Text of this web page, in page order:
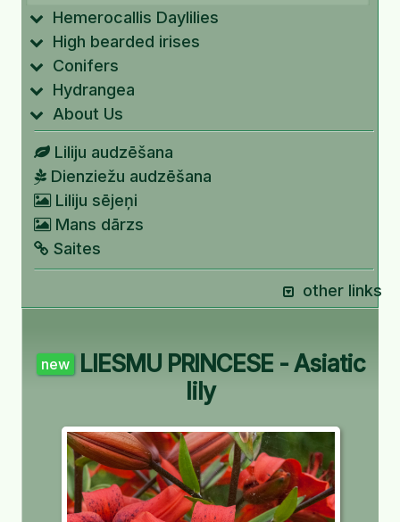
Hemerocallis Daylilies
High bearded irises
Conifers
Hydrangea
About Us
Liliju audzēšana
Dienziežu audzēšana
Liliju sējeņi
Mans dārzs
Saites
other links
new
LIESMU PRINCESE - Asiatic
lily